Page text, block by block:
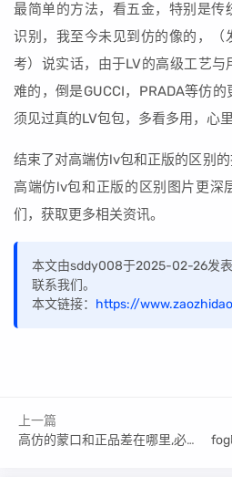
最简单的方法，看五金，特别是传
识别，我至今未见到仿的像的，（
考）说实话，由于LV的高级工艺与
难的，倒是GUCCI，PRADA等仿
须见过真的LV包包，多看多用，心
结束了对高端仿lv包和正版的区别
高端仿lv包和正版的区别图片更深
们，获取更多相关资讯。
本文由sddy008于2025-02-26发
联系我们。
本文链接： https://
上一篇
高仿的蒙口和正品差在哪里,必须收藏起来
fog